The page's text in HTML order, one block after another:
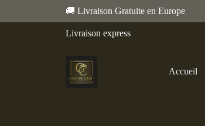
🚚 Livraison Gratuite en Europe
Livraison express
Accueil